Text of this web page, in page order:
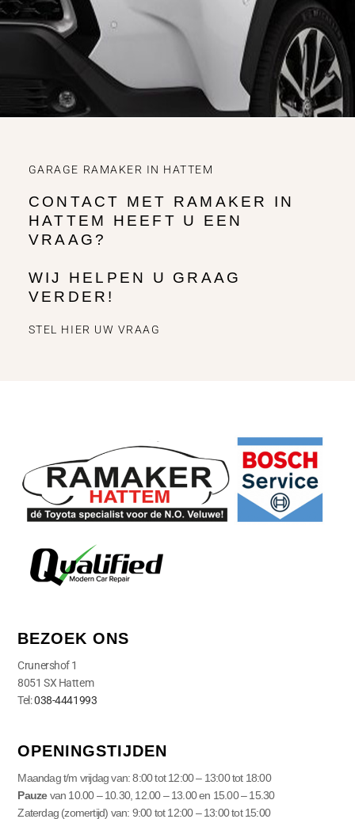
GARAGE RAMAKER IN HATTEM
CONTACT MET RAMAKER IN
HATTEM HEEFT U EEN
VRAAG?
WIJ HELPEN U GRAAG
VERDER!
STEL HIER UW VRAAG
BEZOEK ONS
Crunershof 1
8051 SX Hattem
Tel:038-4441993
OPENINGSTIJDEN
Maandag t/m vrijdag van: 8:00 tot 12:00 – 13:00 tot 18:00
Pauzevan 10.00 – 10.30, 12.00 – 13.00 en 15.00 – 15.30
Zaterdag (zomertijd) van: 9:00 tot 12:00 – 13:00 tot 15:00